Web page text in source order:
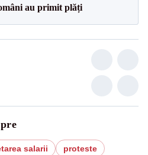
au primit plăți
salarii
proteste